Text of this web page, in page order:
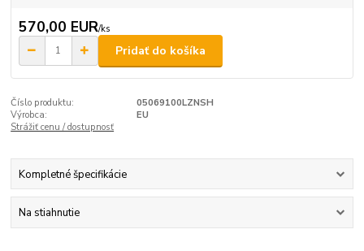
570,00 EUR/ks
Pridať do košíka
Číslo produktu:
05069100LZNSH
Výrobca:
EU
Strážiť cenu / dostupnosť
Kompletné špecifikácie
Na stiahnutie